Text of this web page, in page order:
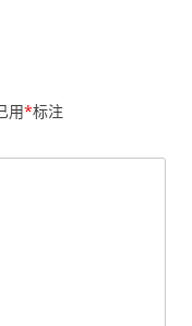
用*标注